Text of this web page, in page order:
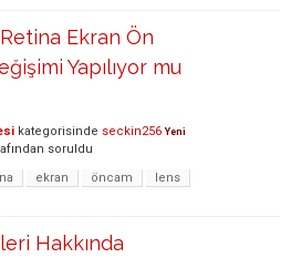
Ekran Ön
Yapılıyor mu
kategorisinde seckin256 Yeni
soruldu
ekran öncam
lens
Hakkında